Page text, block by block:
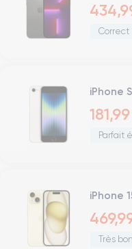
Correct
iPhone
Parfait
iPhone
Très